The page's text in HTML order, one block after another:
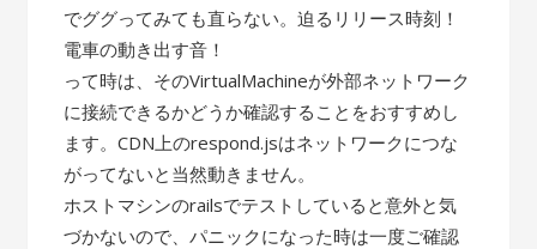
でググってみても直らない。迫るリリース時刻！
電車の動き出す音！
って時は、そのVirtualMachineが外部ネットワーク
に接続できるかどうか確認することをおすすめし
ます。CDN上のrespond.jsはネットワークにつな
がってないと当然動きません。
ホストマシンのrailsでテストしていると意外と気
づかないので、パニックになった時は一度ご確認